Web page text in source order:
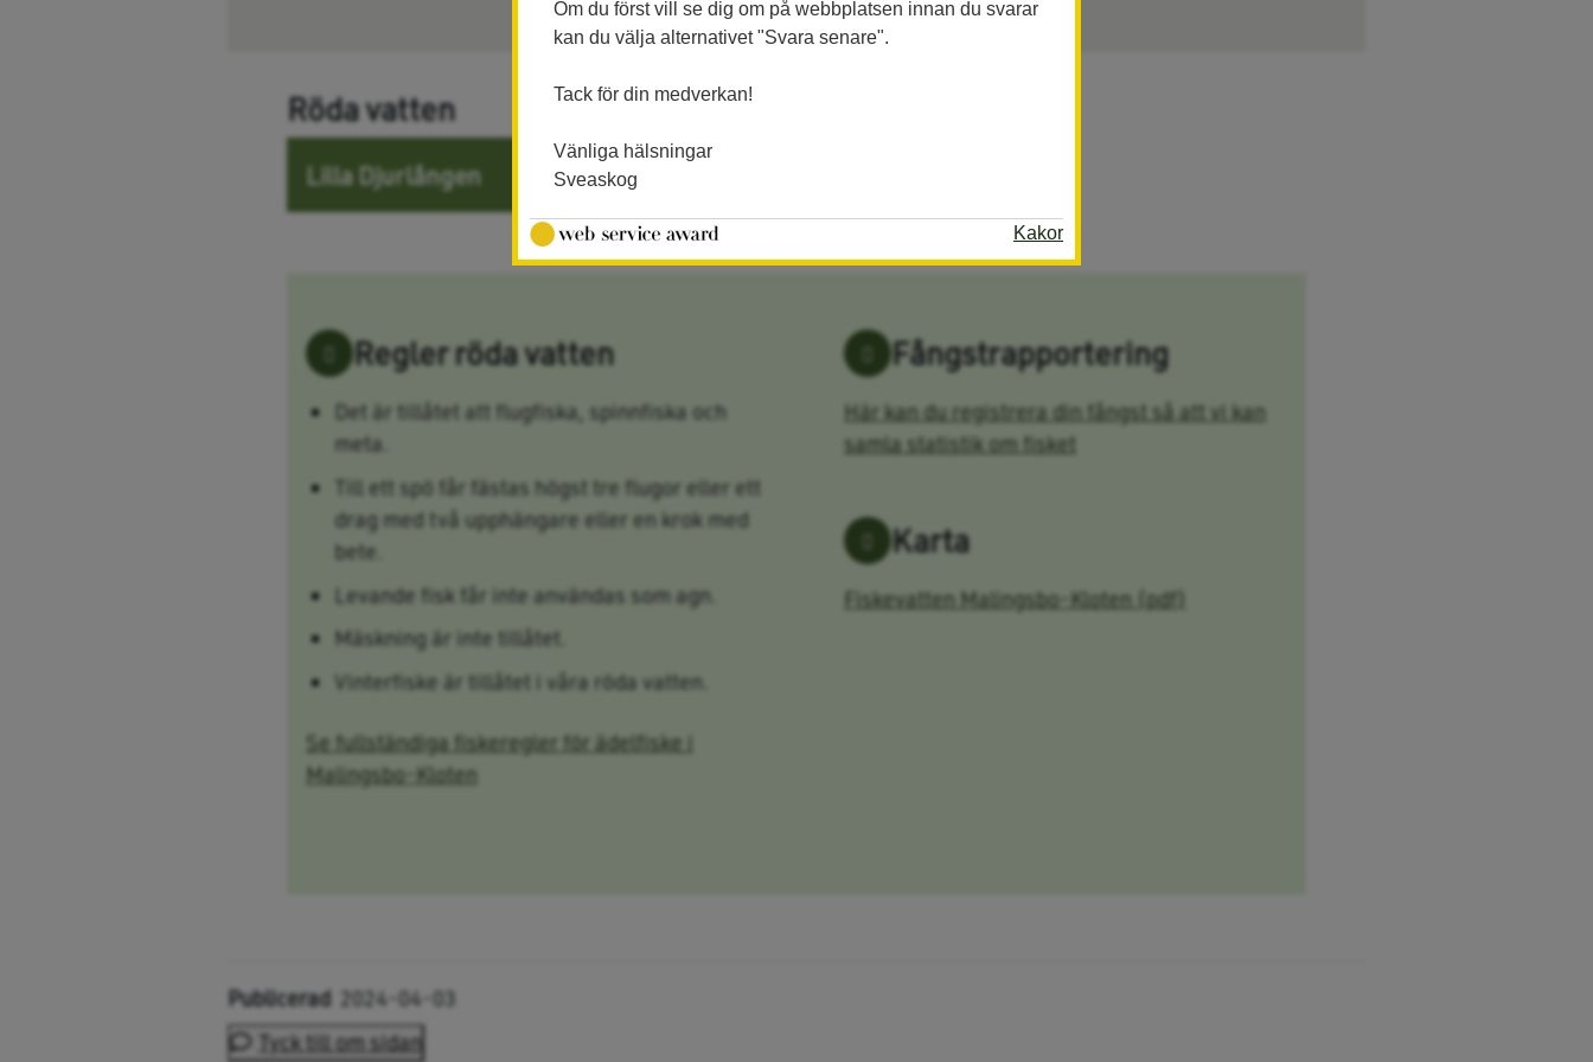
Röda vatten
Lilla Djurlången
Regler röda vatten
Det är tillåtet att flugfiska, spinnfiska och
meta.
Till ett spö får fästas högst tre flugor eller ett
drag med två upphängare eller en krok med
bete.
Levande fisk får inte användas som agn.
Mäskning är inte tillåtet.
Vinterfiske är tillåtet i våra röda vatten.
Se fullständiga fiskeregler för ädelfiske i
Malingsbo-Kloten
Fångstrapportering
Här kan du registrera din fångst så att vi kan
samla statistik om fisket
Karta
Fiskevatten Malingsbo-Kloten (pdf)
Publicerad 2024-04-03
Tyck till om sidan
Om du först vill se dig om på webbplatsen innan du svarar
kan du välja alternativet "Svara senare".
Tack för din medverkan!
Vänliga hälsningar
Sveaskog
Kakor